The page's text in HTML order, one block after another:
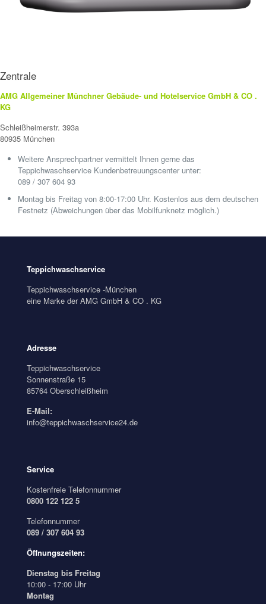
Zentrale
AMG Allgemeiner Münchner Gebäude- und Hotelservice GmbH & CO .
KG
Schleißheimerstr. 393a
80935 München
Weitere Ansprechpartner vermittelt Ihnen gerne das
Teppichwaschservice Kundenbetreuungscenter unter:
089 / 307 604 93
Montag bis Freitag von 8:00-17:00 Uhr. Kostenlos aus dem deutschen
Festnetz (Abweichungen über das Mobilfunknetz möglich.)
Teppichwaschservice
Teppichwaschservice -München
eine Marke der AMG GmbH & CO . KG
Adresse
Teppichwaschservice
Sonnenstraße 15
85764 Oberschleißheim
E-Mail:
info@teppichwaschservice24.de
Service
Kostenfreie Telefonnummer
0800 122 122 5
Telefonnummer
089 / 307 604 93
Öffnungszeiten:
Dienstag bis Freitag
10:00 - 17:00 Uhr
Montag